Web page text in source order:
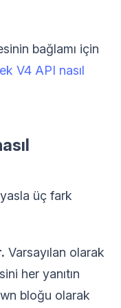
bağlamı için
V4 API nasıl
üç fark
Varsayılan olarak
her yanıtın
bloğu olarak